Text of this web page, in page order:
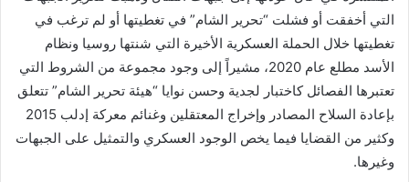
التي أخفقت أو فشلت “تحرير الشام” في تغطيتها أو لم ترغب في
تغطيتها خلال الحملة العسكرية الأخيرة التي شنتها روسيا ونظام
الأسد مطلع عام 2020، مشيراً إلى وجود مجموعة من الشروط التي
تعتبرها الفصائل كاختبار لجدية وحسن نوايا “هيئة تحرير الشام” تتعلق
بإعادة السلاح المصادر وإخراج المعتقلين وغنائم معركة إدلب 2015
وكثير من القضايا فيما يخص الوجود العسكري والتمثيل على الجبهات
وغيرها.